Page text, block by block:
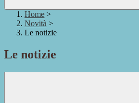
Home >
Novità >
Le notizie
Le notizie